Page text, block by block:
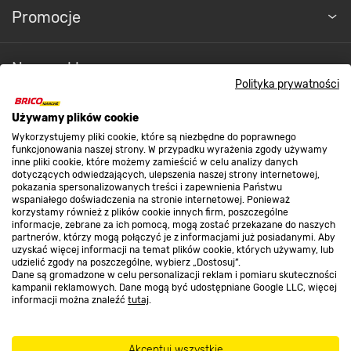
Polityka prywatności
Używamy plików cookie
Wykorzystujemy pliki cookie, które są niezbędne do poprawnego
funkcjonowania naszej strony. W przypadku wyrażenia zgody używamy
inne pliki cookie, które możemy zamieścić w celu analizy danych
dotyczących odwiedzających, ulepszenia naszej strony internetowej,
pokazania spersonalizowanych treści i zapewnienia Państwu
wspaniałego doświadczenia na stronie internetowej. Ponieważ
korzystamy również z plików cookie innych firm, poszczególne
informacje, zebrane za ich pomocą, mogą zostać przekazane do naszych
partnerów, którzy mogą połączyć je z informacjami już posiadanymi. Aby
uzyskać więcej informacji na temat plików cookie, których używamy, lub
udzielić zgody na poszczególne, wybierz „Dostosuj”.
Dane są gromadzone w celu personalizacji reklam i pomiaru skuteczności
kampanii reklamowych. Dane mogą być udostępniane Google LLC, więcej
informacji można znaleźć tutaj.
Promocje
Nasze sklepy
O nas
Kontakt do sklepu
Strefa biznesu
Dołącz do nas